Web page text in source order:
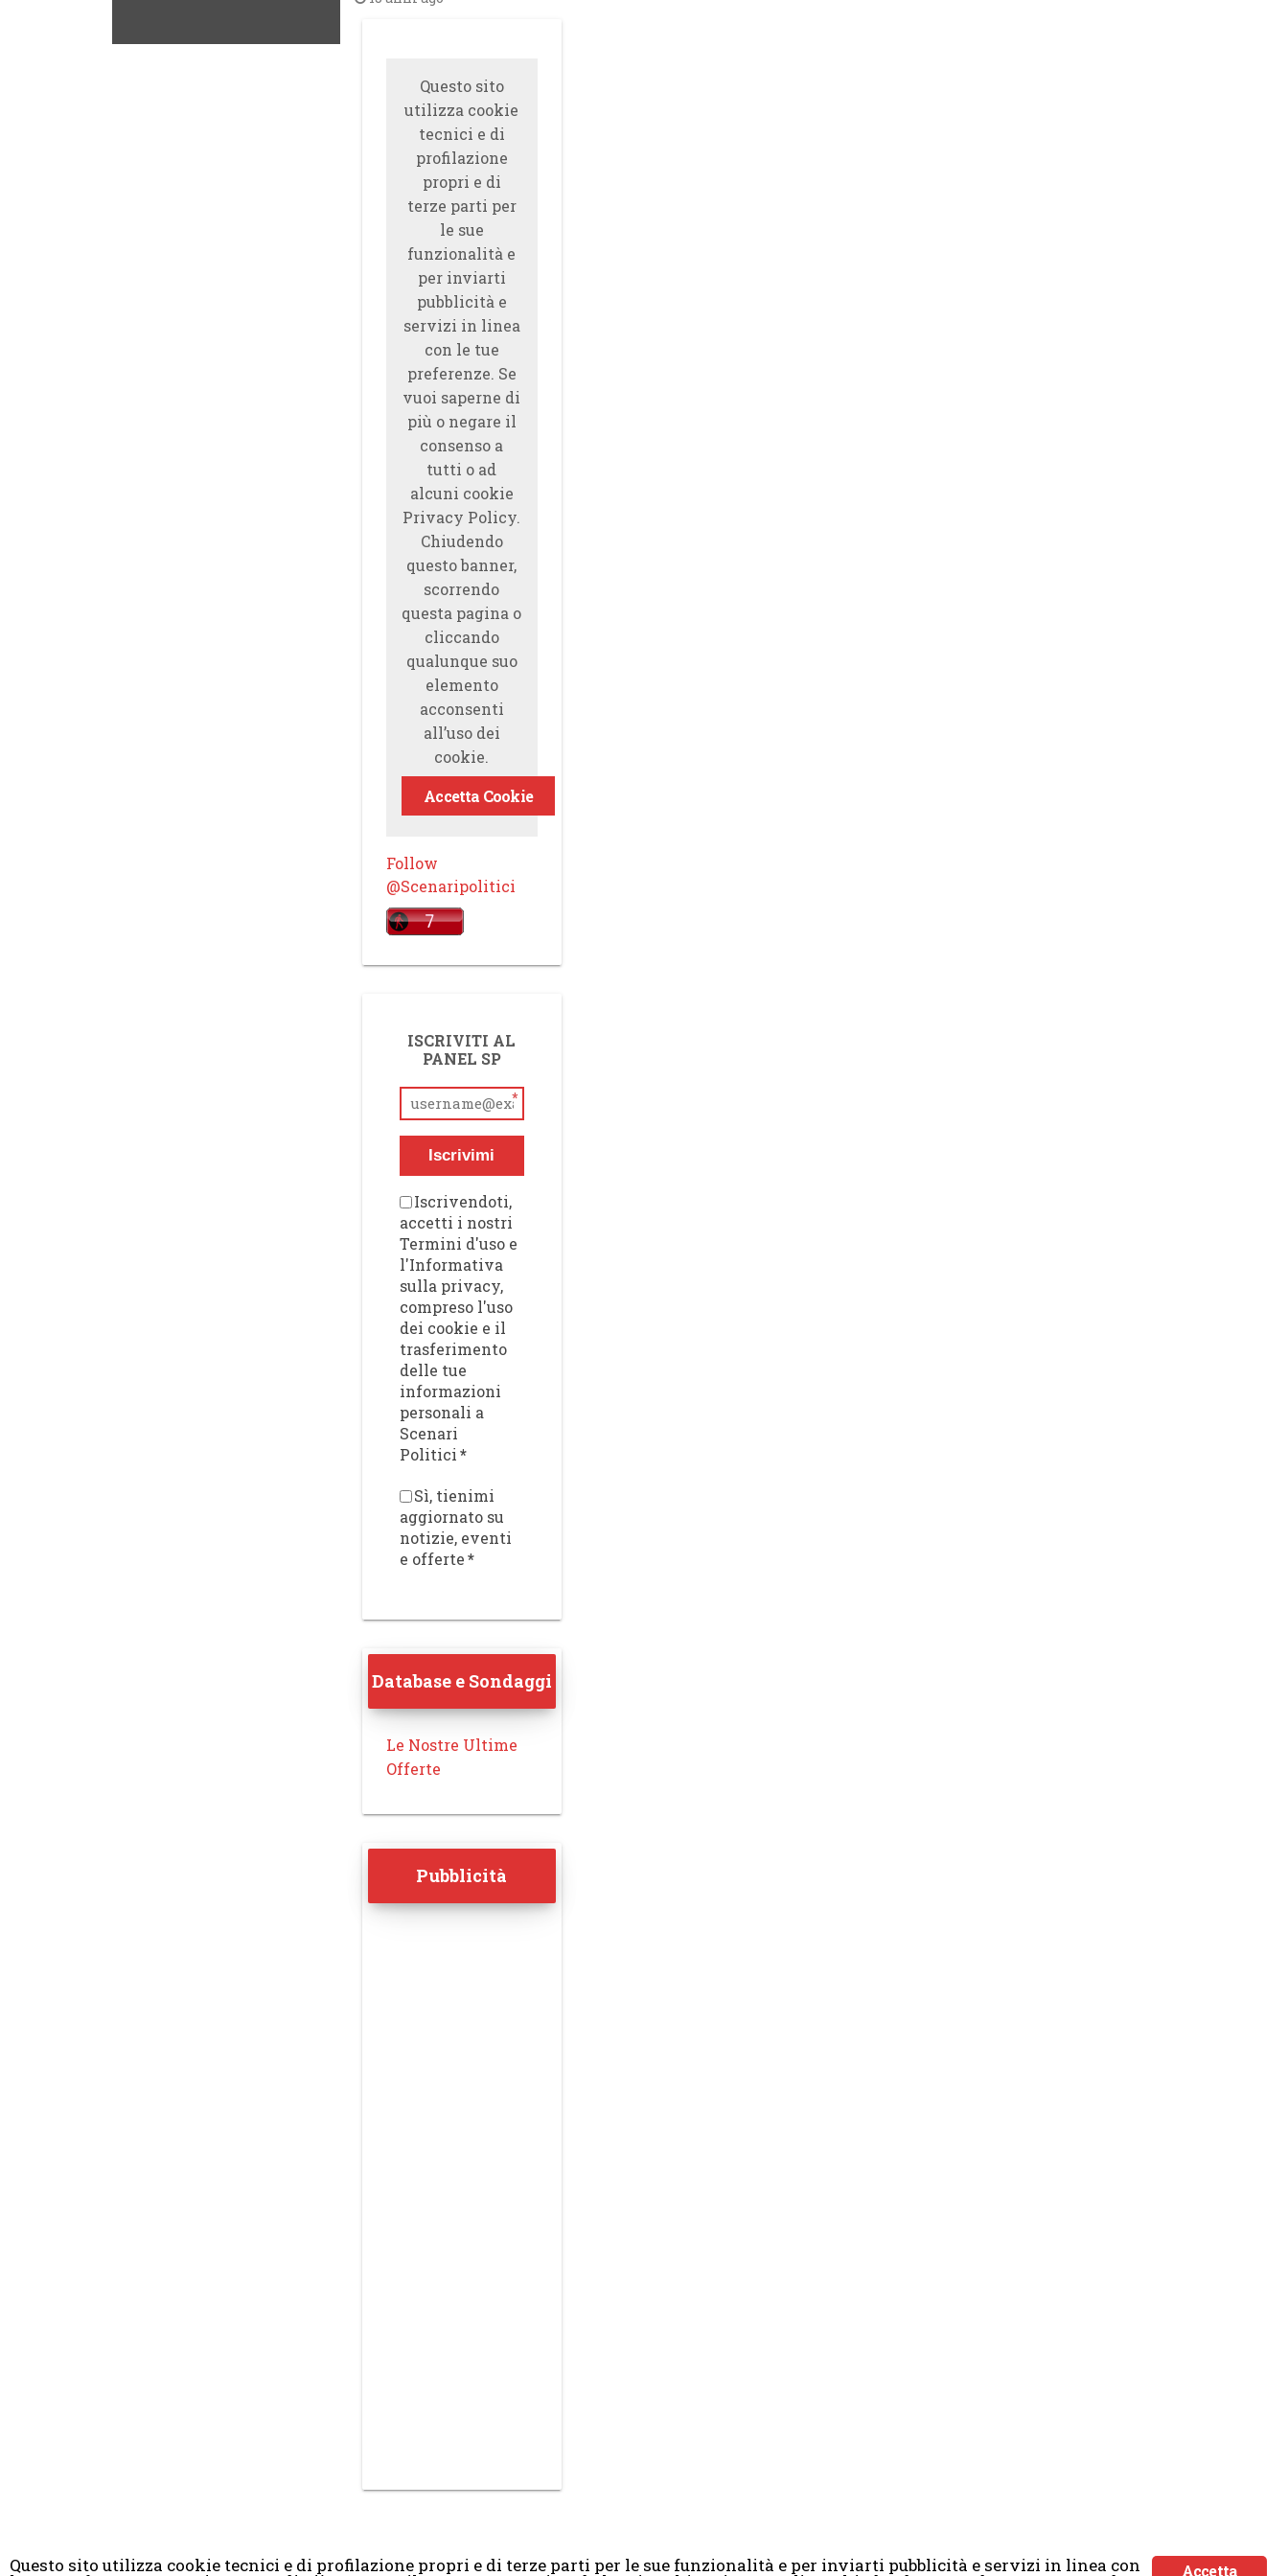
Questo sito
utilizza cookie
tecnici e di
profilazione
propri e di
terze parti per
le sue
funzionalità e
per inviarti
pubblicità e
servizi in linea
con le tue
preferenze. Se
vuoi saperne di
più o negare il
consenso a
tutti o ad
alcuni cookie
Privacy Policy.
Chiudendo
questo banner,
scorrendo
questa pagina o
cliccando
qualunque suo
elemento
acconsenti
all’uso dei
cookie.
Accetta Cookie
Follow
@Scenaripolitici
ISCRIVITI AL
PANEL SP
*
Iscrivimi
Iscrivendoti,
accetti i nostri
Termini d'uso e
l'Informativa
sulla privacy,
compreso l'uso
dei cookie e il
trasferimento
delle tue
informazioni
personali a
Scenari
Politici*
Sì, tienimi
aggiornato su
notizie, eventi
e offerte*
Database e Sondaggi
Le Nostre Ultime
Offerte
Pubblicità
Accetta
Questo sito utilizza cookie tecnici e di profilazione propri e di terze parti per le sue funzionalità e per inviarti pubblicità e servizi in linea con